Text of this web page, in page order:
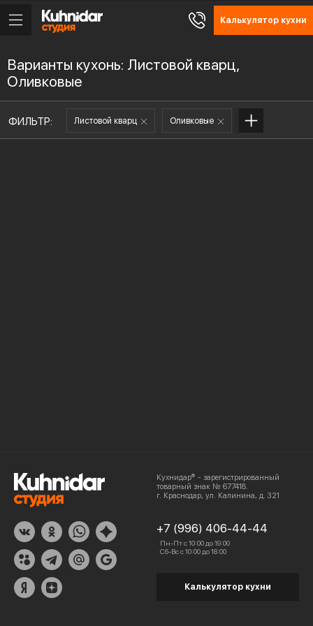
Калькулятор кухни
Варианты кухонь: Листовой кварц,
Оливковые
ФИЛЬТР: Листовой кварц Оливковые
Кухнидар® - зарегистрированный
товарный знак № 677418.
г. Краснодар, ул. Калинина, д. 321
+7 (996) 406-44-44
Пн-Пт с 10:00 до 19:00
Сб-Вс с 10:00 до 18:00
Калькулятор кухни